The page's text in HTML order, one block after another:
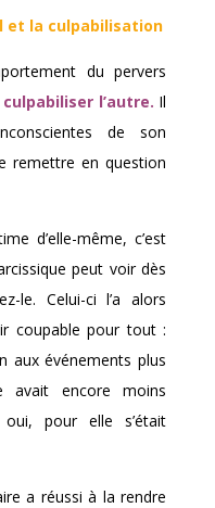
et la culpabilisation
du pervers
l’autre. Il
de son
remettre en question
d’elle-même, c’est
peut voir dès
le. Celui-ci l’a alors
coupable pour tout :
aux événements plus
avait encore moins
pour elle s’était
a réussi à la rendre